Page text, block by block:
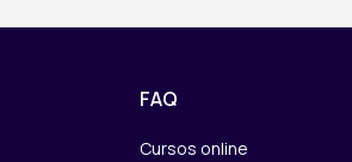
FAQ
Cursos online